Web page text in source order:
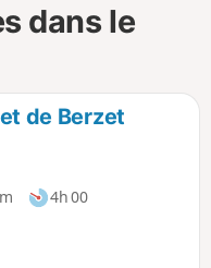
dans le
de Berzet
4h 00